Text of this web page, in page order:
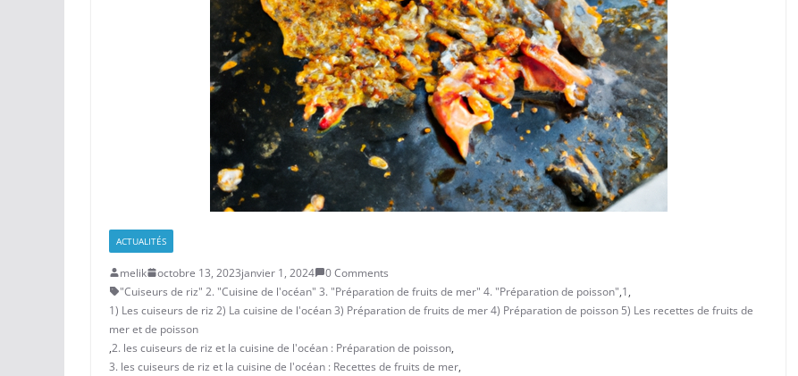
ACTUALITÉS
melik octobre 13, 2023janvier 1, 2024
0 Comments
"Cuiseurs de riz" 2. "Cuisine de l'océan" 3. "Préparation de fruits de mer" 4. "Préparation de poisson",1,
1) Les cuiseurs de riz 2) La cuisine de l'océan 3) Préparation de fruits de mer 4) Préparation de poisson 5) Les recettes de fruits de
mer et de poisson
,2. les cuiseurs de riz et la cuisine de l'océan : Préparation de poisson,
3. les cuiseurs de riz et la cuisine de l'océan : Recettes de fruits de mer,